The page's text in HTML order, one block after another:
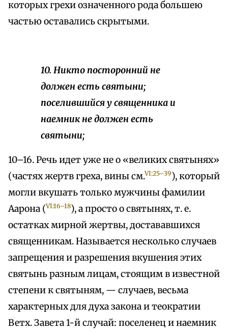
которых грехи означенного рода большею
частью оставались скрытыми.
10. Никто посторонний не
должен есть святыни;
поселившийся у священника и
наемник не должен есть
святыни;
10–16. Речь идет уже не о «великих святынях»
(частях жертв греха, вины см.VI:25–39), который
могли вкушать только мужчины фамилии
Аарона (VI:16–18), а просто о святынях, т. е.
остатках мирной жертвы, достававшихся
священникам. Называется несколько случаев
запрещения и разрешения вкушения этих
святынь разным лицам, стоящим в известной
степени к святыням, — случаев, весьма
характерных для духа закона и теократии
Ветх. Завета 1-й случай: поселенец и наемник